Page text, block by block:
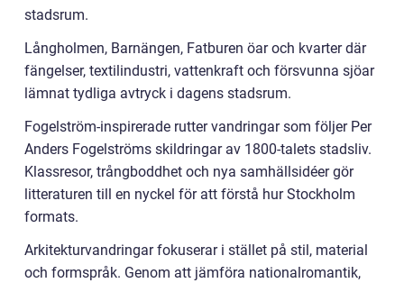
stadsrum.
Långholmen, Barnängen, Fatburen öar och kvarter där
fängelser, textilindustri, vattenkraft och försvunna sjöar
lämnat tydliga avtryck i dagens stadsrum.
Fogelström-inspirerade rutter vandringar som följer Per
Anders Fogelströms skildringar av 1800-talets stadsliv.
Klassresor, trångboddhet och nya samhällsidéer gör
litteraturen till en nyckel för att förstå hur Stockholm
formats.
Arkitekturvandringar fokuserar i stället på stil, material
och formspråk. Genom att jämföra nationalromantik,